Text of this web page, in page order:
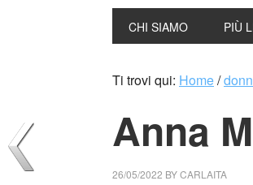
CHI SIAMO PIÙ
Ti trovi qui: Home/
Anna
26/05/2022 BYCARLAITA